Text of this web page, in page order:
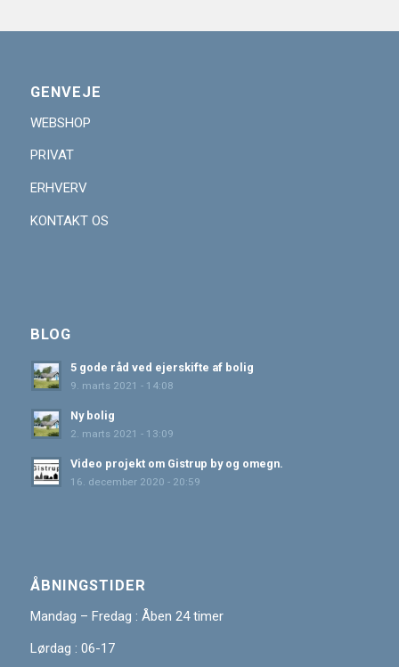
GENVEJE
WEBSHOP
PRIVAT
ERHVERV
KONTAKT OS
BLOG
5 gode råd ved ejerskifte af bolig
9. marts 2021 - 14:08
Ny bolig
2. marts 2021 - 13:09
Video projekt om Gistrup by og omegn.
16. december 2020 - 20:59
ÅBNINGSTIDER
Mandag – Fredag : Åben 24 timer
Lørdag : 06-17